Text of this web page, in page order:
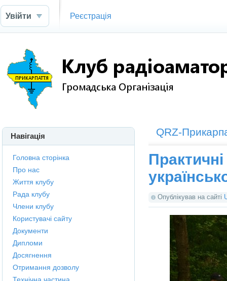
Увійти Реєстрація
QRZ-
Опублікував на сайті
Навігація
Головна сторінка
Про нас
Життя клубу
Рада клубу
Члени клубу
Користувачі сайту
Документи
Дипломи
Досягнення
Отримання дозволу